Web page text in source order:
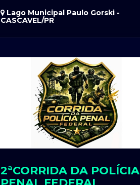
Lago Municipal Paulo Gorski -
CASCAVEL/PR
2ªCORRIDA DA POLÍCIA